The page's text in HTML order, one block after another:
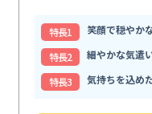
特⻑1
笑顔で穏やか
特⻑2
細やかな気遣
特⻑3
気持ちを込め